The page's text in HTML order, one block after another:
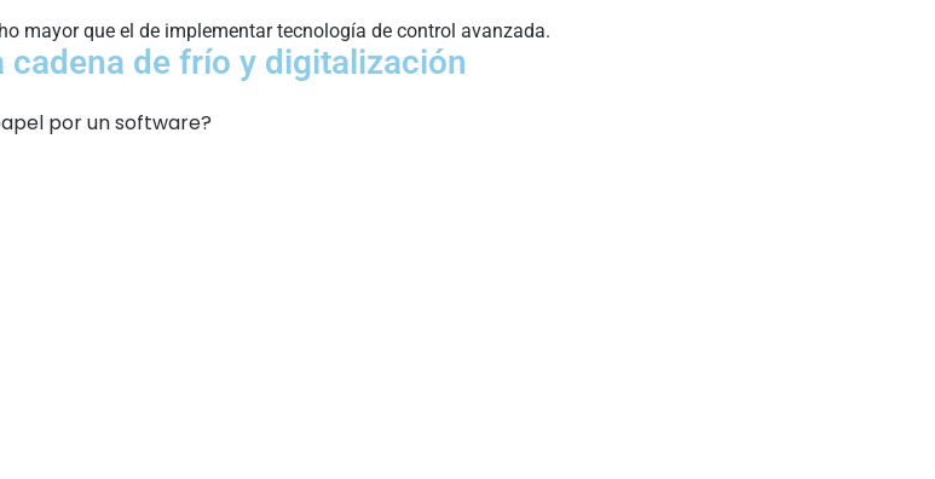
mayor que el de implementar tecnología de control avanzada.
de frío y digitalización
por un software?